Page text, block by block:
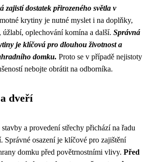
zajistí dostatek přirozeného světla v
krytiny je nutné myslet i na doplňky,
úžlabí, oplechování komína a další. Správná
je klíčová pro dlouhou životnost a
domku. Proto se v případě nejistoty
nebojte obrátit na odborníka.
dveří
a provedení střechy přichází na řadu
Správné osazení je klíčové pro zajištění
domku před povětrnostními vlivy. Před